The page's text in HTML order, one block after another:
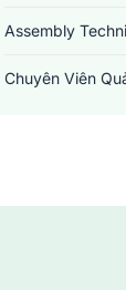
Assembly
Chuyên Viên